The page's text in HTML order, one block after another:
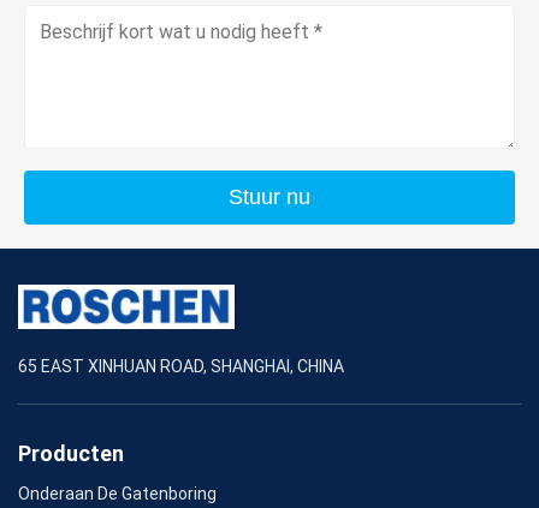
Stuur nu
65 EAST XINHUAN ROAD, SHANGHAI, CHINA
Producten
Onderaan De Gatenboring